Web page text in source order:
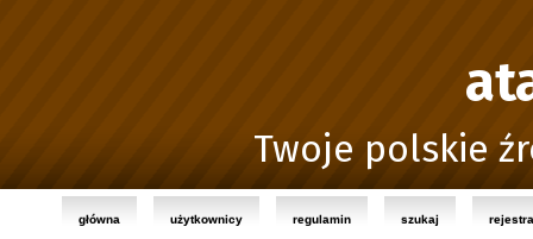
Twoje polskie
główna użytkownicy regulamin szukaj